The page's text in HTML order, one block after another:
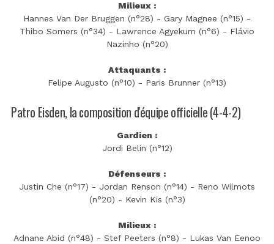
Milieux :
Hannes Van Der Bruggen (n°28) - Gary Magnee (n°15) -
Thibo Somers (n°34) - Lawrence Agyekum (n°6) - Flávio
Nazinho (n°20)
Attaquants :
Felipe Augusto (n°10) - Paris Brunner (n°13)
Patro Eisden, la composition d'équipe officielle (4-4-2)
Gardien :
Jordi Belin (n°12)
Défenseurs :
Justin Che (n°17) - Jordan Renson (n°14) - Reno Wilmots
(n°20) - Kevin Kis (n°3)
Milieux :
Adnane Abid (n°48) - Stef Peeters (n°8) - Lukas Van Eenoo